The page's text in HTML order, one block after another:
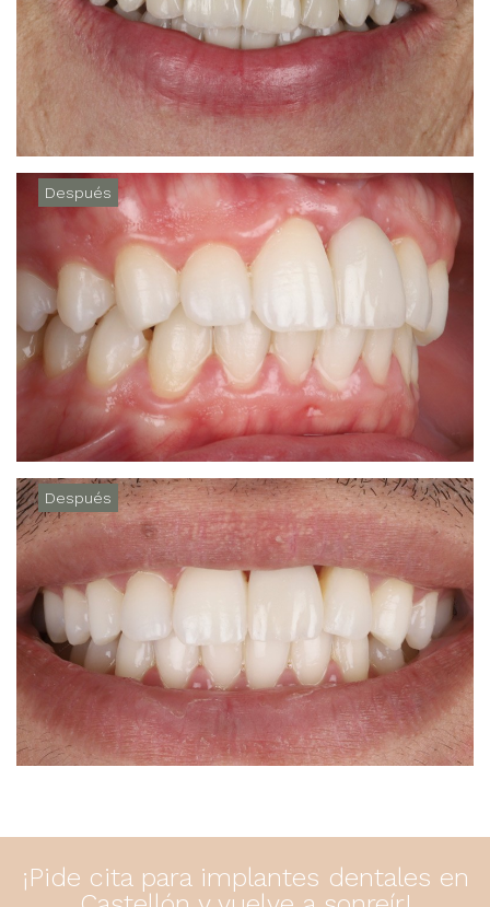
Después
Después
¡Pide cita para implantes dentales en